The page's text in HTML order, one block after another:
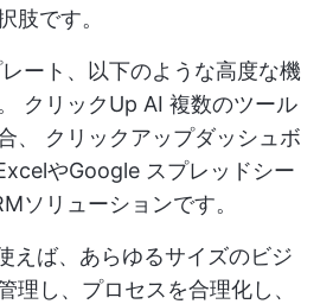
肢です。
ート、以下のような高度な機
クリックUp AI 複数のツール
、 クリックアップダッシュボ
やGoogle スプレッドシー
ソリューションです。
えば、あらゆるサイズのビジ
理し、プロセスを合理化し、